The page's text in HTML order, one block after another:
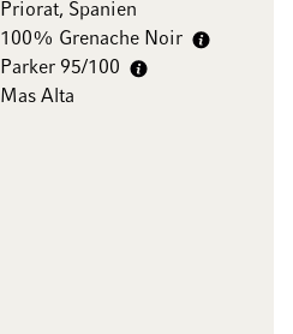
Priorat, Spanien
100% Grenache Noir
Parker 95/100
Mas Alta